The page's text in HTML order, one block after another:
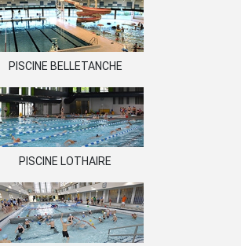
PISCINE BELLETANCHE
PISCINE LOTHAIRE